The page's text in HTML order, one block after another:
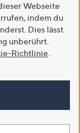
Designermode
U-Bootausschnitt
Webseite
indem du
Dies lässt
unberührt.
Richtlinie